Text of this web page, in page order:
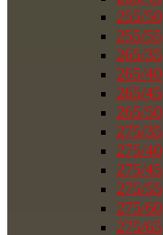
255/50
255/55
265/35
265/40
265/45
265/50
275/35
275/40
275/45
275/55
275/60
275/65